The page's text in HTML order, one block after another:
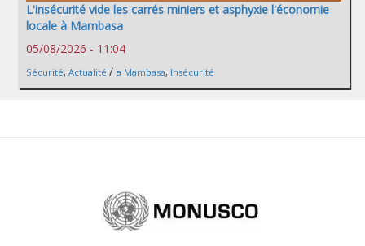
L'insécurité vide les carrés miniers et asphyxie l'économie
locale à Mambasa
05/08/2026 - 11:04
Sécurité, Actualité / a Mambasa, Insécurité